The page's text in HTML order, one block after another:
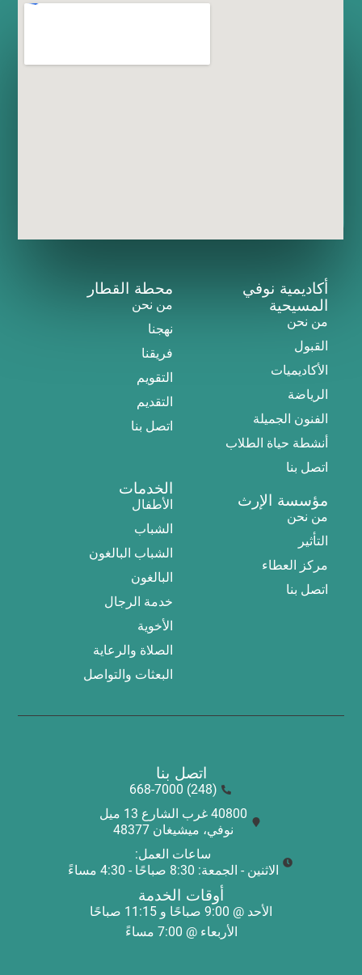
أكاديمية نوفي
المسيحية
من نحن
القبول
الأكاديميات
الرياضة
الفنون الجميلة
أنشطة حياة الطلاب
اتصل بنا
محطة القطار
من نحن
نهجنا
فريقنا
التقويم
التقديم
اتصل بنا
مؤسسة الإرث
من نحن
التأثير
مركز العطاء
اتصل بنا
الخدمات
الأطفال
الشباب
الشباب البالغون
البالغون
خدمة الرجال
الأخوية
الصلاة والرعاية
البعثات والتواصل
اتصل بنا
(248) 668-7000
40800 غرب الشارع 13 ميل
نوفي، ميشيغان 48377
ساعات العمل:
الاثنين - الجمعة: 8:30 صباحًا - 4:30 مساءً
أوقات الخدمة
الأحد @ 9:00 صباحًا و 11:15 صباحًا
الأربعاء @ 7:00 مساءً